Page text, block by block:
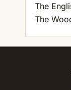
The
The